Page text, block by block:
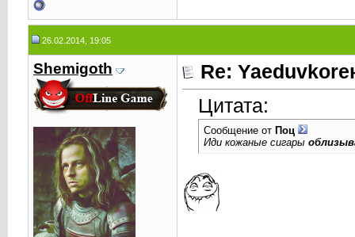
26.02.2014, 19:05
Shemigoth
Re:
Цитата:
Сообщение от Поц
Иди кожаные сигары